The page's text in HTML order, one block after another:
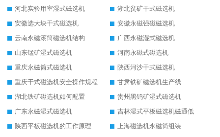
河北实验用室湿式磁选机
湖北贫矿干式磁选机
安徽选大块干式磁选机
安徽永磁强磁磁选机
云南永磁滚筒磁选机结构
广西永磁湿式磁选机
山东锰矿湿式磁选机
河南永磁式磁选机
重庆永磁筒式磁选机
陕西河沙干式磁选机
重庆干式磁选机安全操作规程
甘肃铁矿磁选机生产线
湖北铁矿磁选机如何配置
贵州黑钨矿湿式磁选机
广东永磁湿式磁选机
吉林湿式平板磁选机磁通低
陕西平板磁选机的工作原理
上海磁选机永磁筒组装